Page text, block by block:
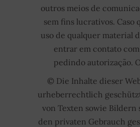
outros meios de
sem fins lucrativos. Caso
uso de qualquer material
entrar em contato
pedindo autorização.
© Die Inhalte dieser
urheberrechtlich
von Texten sowie
den privaten Gebrauch